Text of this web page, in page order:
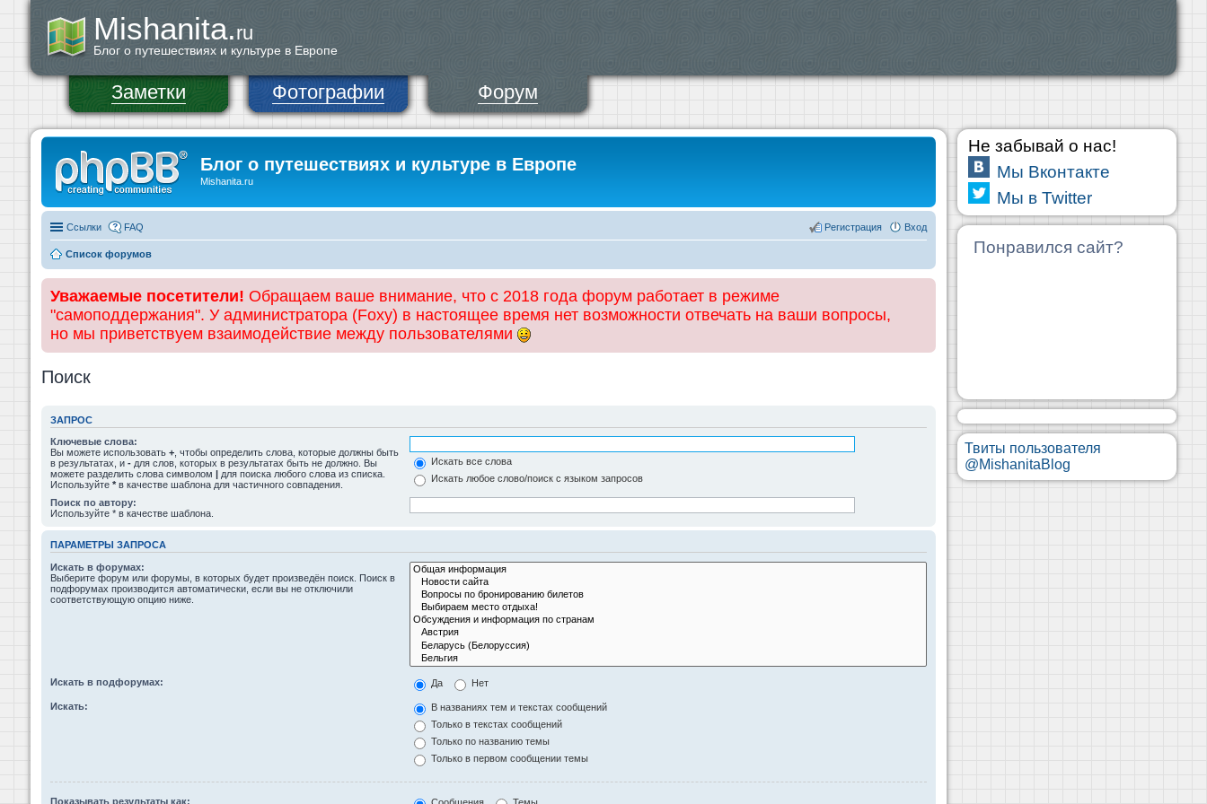
Mishanita.ru
Блог о путешествиях и культуре в Европе
Заметки Фотографии Форум
Блог о путешествиях и культуре в Европе
Mishanita.ru
Ссылки FAQ Вход
Регистрация
Список форумов
Уважаемые посетители! Обращаем ваше внимание, что с 2018 года форум работает в режиме
"самоподдержания". У администратора (Foxy) в настоящее время нет возможности отвечать на ваши вопросы,
но мы приветствуем взаимодействие между пользователями
Поиск
ЗАПРОС
Ключевые слова:
Вы можете использовать + , чтобы определить слова, которые должны быть
в результатах, и - для слов, которых в результатах быть не должно. Вы
можете разделить слова символом | для поиска любого слова из списка.
Используйте * в качестве шаблона для частичного совпадения.
Искать все слова
Искать любое слово/поиск с языком запросов
Поиск по автору:
Используйте * в качестве шаблона.
ПАРАМЕТРЫ ЗАПРОСА
Искать в форумах:
Выберите форум или форумы, в которых будет произведён поиск. Поиск в
подфорумах производится автоматически, если вы не отключили
соответствующую опцию ниже.
Искать в подфорумах: Да Нет
Искать:
В названиях тем и текстах сообщений
Только в текстах сообщений
Только по названию темы
Только в первом сообщении темы
Показывать результаты как:
Не забывай о нас!
Мы Вконтакте
Мы в Twitter
Понравился сайт?
Твиты пользователя
@MishanitaBlog